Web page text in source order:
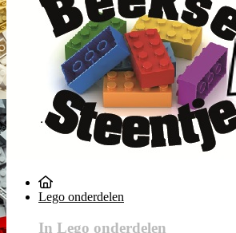
Lego onderdelen
In Lego onderdelen